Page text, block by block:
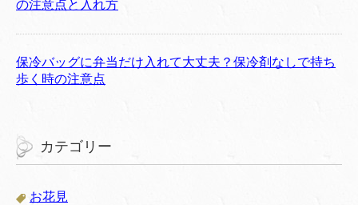
の注意点と入れ方
保冷バッグに弁当だけ入れて大丈夫？保冷剤なしで持ち
歩く時の注意点
カテゴリー
お花見